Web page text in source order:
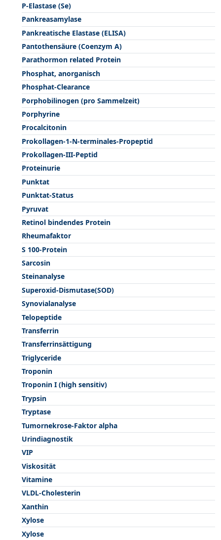
P-Elastase (Se)
Pankreasamylase
Pankreatische Elastase (ELISA)
Pantothensäure (Coenzym A)
Parathormon related Protein
Phosphat, anorganisch
Phosphat-Clearance
Porphobilinogen (pro Sammelzeit)
Porphyrine
Procalcitonin
Prokollagen-1-N-terminales-Propeptid
Prokollagen-III-Peptid
Proteinurie
Punktat
Punktat-Status
Pyruvat
Retinol bindendes Protein
Rheumafaktor
S 100-Protein
Sarcosin
Steinanalyse
Superoxid-Dismutase(SOD)
Synovialanalyse
Telopeptide
Transferrin
Transferrinsättigung
Triglyceride
Troponin
Troponin I (high sensitiv)
Trypsin
Tryptase
Tumornekrose-Faktor alpha
Urindiagnostik
VIP
Viskosität
Vitamine
VLDL-Cholesterin
Xanthin
Xylose
Xylose